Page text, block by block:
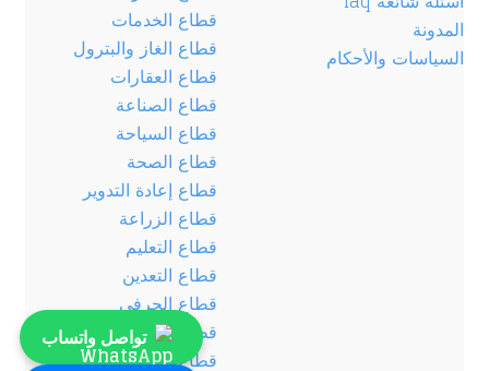
المدونة
السياسات والأحكام
قطاع الخدمات
قطاع الغاز والبترول
قطاع العقارات
قطاع الصناعة
قطاع السياحة
قطاع الصحة
قطاع إعادة التدوير
قطاع الزراعة
قطاع التعليم
قطاع التعدين
قطاع الحرفي
قطاع الأغذية
قطاع الحيوان
تواصل واتساب